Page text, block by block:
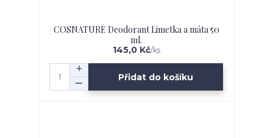
COSNATURE Deodorant Limetka a máta 50
ml.
145,0 Kč/ks
Přidat do košíku